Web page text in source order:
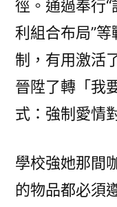
徑。通過奉行“
利組合布局”
制，有用激活
晉陞了轉「我
式：強制愛情
學校強她那間
的物品都必須